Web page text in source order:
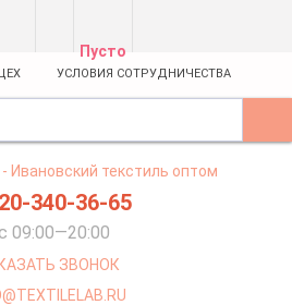
Пусто
УСЛОВИЯ СОТРУДНИЧЕСТВА
340-36-65
09:00—20:00
ЗВОНОК